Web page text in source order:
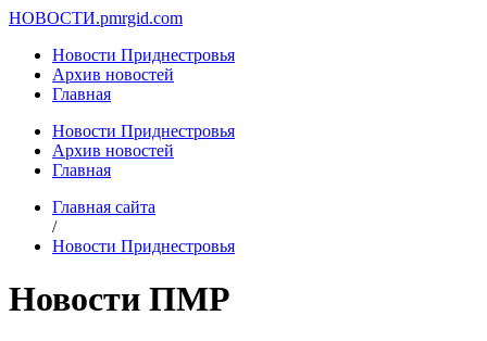
НОВОСТИ.pmrgid.com
Новости Приднестровья
Архив новостей
Главная
Новости Приднестровья
Архив новостей
Главная
Главная сайта
/
Новости Приднестровья
Новости ПМР